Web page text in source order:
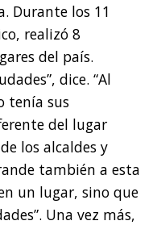
Durante los 11
realizó 8
del país.
dice. “Al
tenía sus
del lugar
los alcaldes y
también a esta
un lugar, sino que
Una vez más,